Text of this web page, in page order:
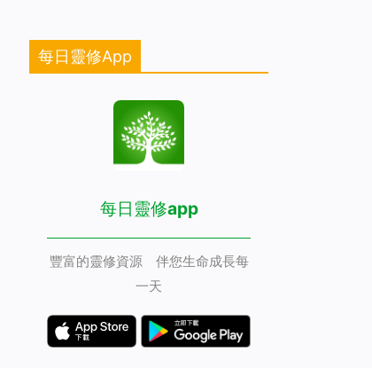
每日靈修App
每日靈修app
豐富的靈修資源 伴您生命成長每
一天